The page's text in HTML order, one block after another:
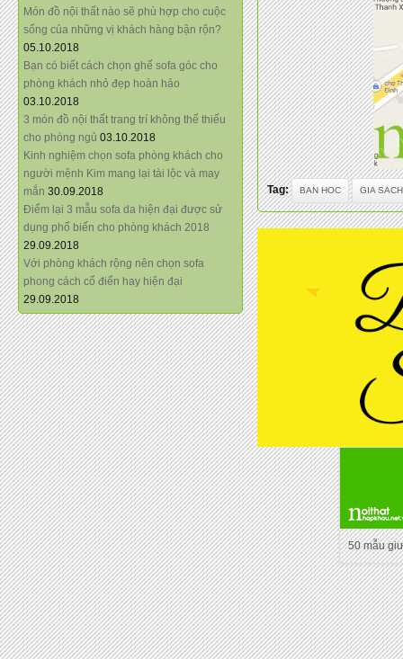
Món đồ nội thất nào sẽ phù hợp cho cuộc
sống của những vị khách hàng bận rộn?
05.10.2018
Bạn có biết cách chọn ghế sofa góc cho
phòng khách nhỏ đẹp hoàn hảo
03.10.2018
3 món đồ nội thất trang trí không thể thiếu
cho phòng ngủ 03.10.2018
Kinh nghiệm chọn sofa phòng khách cho
người mệnh Kim mang lại tài lộc và may
mắn 30.09.2018
Điểm lại 3 mẫu sofa da hiện đại được sử
dụng phổ biến cho phòng khách 2018
29.09.2018
Với phòng khách rộng nên chọn sofa
phong cách cổ điển hay hiện đại
29.09.2018
Tag: BAN HOC GIA SACH
50 mẫu